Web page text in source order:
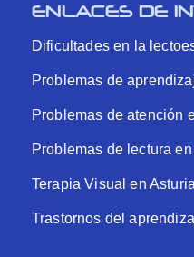
ENLACES DE
Dificultades en la
Problemas de
Problemas de atención
Problemas de lectura
Terapia Visual en
Trastornos del